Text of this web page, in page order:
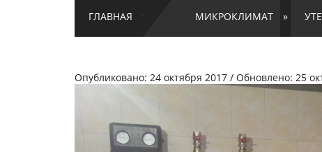
ГЛАВНАЯ » МИКРОКЛИМАТ »
Опубликовано: 24 октября 2017 / Обновлено: 25